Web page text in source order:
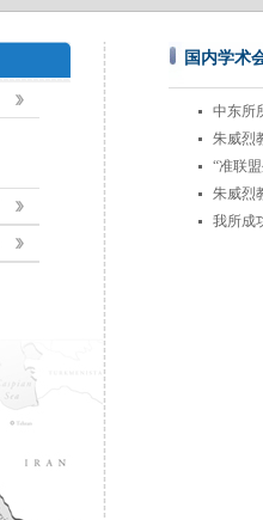
国内学术
中东所
朱威烈
“准联
朱威烈
我所成